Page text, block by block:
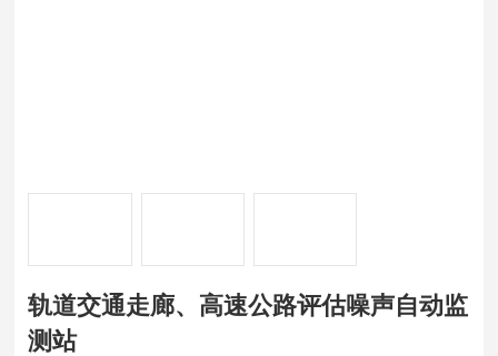
轨道交通走廊、高速公路评估噪声自动监
测站